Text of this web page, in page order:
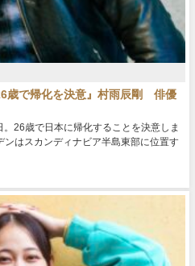
歳で帰化を決意』村雨辰剛 俳優
26歳で日本に帰化することを決意しま
ンはスカンディナビア半島東部に位置す